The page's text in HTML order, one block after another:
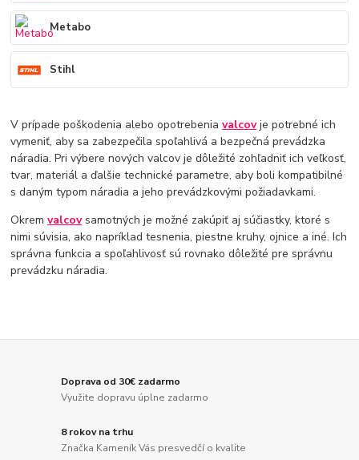
Metabo
Stihl
V prípade poškodenia alebo opotrebeniavalcovje potrebné ich
vymeniť, aby sa zabezpečila spoľahlivá a bezpečná prevádzka
náradia. Pri výbere nových valcov je dôležité zohľadniť ich veľkosť,
tvar, materiál a ďalšie technické parametre, aby boli kompatibilné
s daným typom náradia a jeho prevádzkovými požiadavkami.
Okremvalcovsamotných je možné zakúpiť aj súčiastky, ktoré s
nimi súvisia, ako napríklad tesnenia, piestne kruhy, ojnice a iné. Ich
správna funkcia a spoľahlivosť sú rovnako dôležité pre správnu
prevádzku náradia.
Doprava od 30€ zadarmo
Využite dopravu úplne zadarmo
8 rokov na trhu
Značka Kameník Vás presvedčí o kvalite